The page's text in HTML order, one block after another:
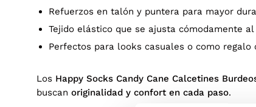
Refuerzos en talón y puntera para mayor
Tejido elástico que se ajusta cómodamente al
Perfectos para looks casuales o como regalo
Los Happy Socks Candy Cane Calcetines
buscan originalidad y confort en cada paso.